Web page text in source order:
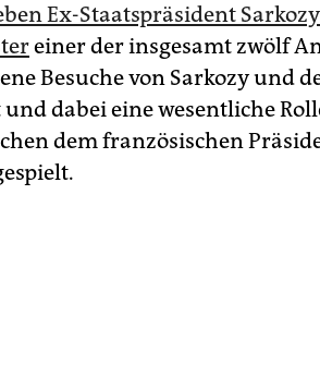
Ex-Staatspräsident
einer der insgesamt zwölf
Besuche von Sarkozy und
dabei eine wesentliche
dem französischen